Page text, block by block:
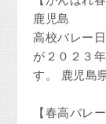
鹿児島
高校バレー
が２０２３
す。 鹿児島
【春高バレ